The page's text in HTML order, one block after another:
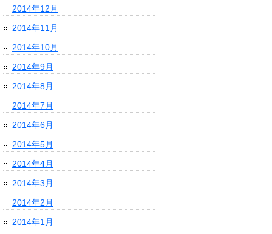
2014年12月
2014年11月
2014年10月
2014年9月
2014年8月
2014年7月
2014年6月
2014年5月
2014年4月
2014年3月
2014年2月
2014年1月